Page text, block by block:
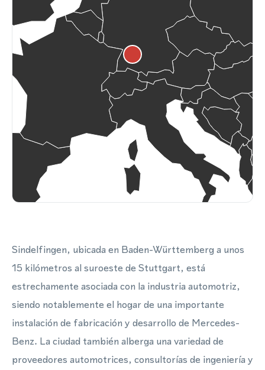
Sindelfingen, ubicada en Baden-Württemberg a unos
15 kilómetros al suroeste de Stuttgart, está
estrechamente asociada con la industria automotriz,
siendo notablemente el hogar de una importante
instalación de fabricación y desarrollo de Mercedes-
Benz. La ciudad también alberga una variedad de
proveedores automotrices, consultorías de ingeniería y